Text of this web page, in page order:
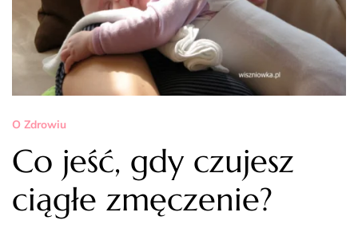
O Zdrowiu
Co jeść, gdy czujesz
ciągłe zmęczenie?